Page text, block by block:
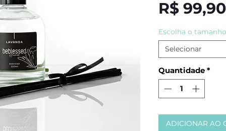
R$ 99,90
Escolha o tamanho
Selecionar
Quantidade *
ADICIONAR AO